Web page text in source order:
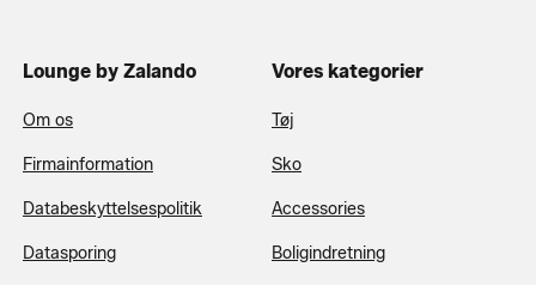
Lounge by Zalando
Om os
Firmainformation
Databeskyttelsespolitik
Datasporing
Vores kategorier
Tøj
Sko
Accessories
Boligindretning